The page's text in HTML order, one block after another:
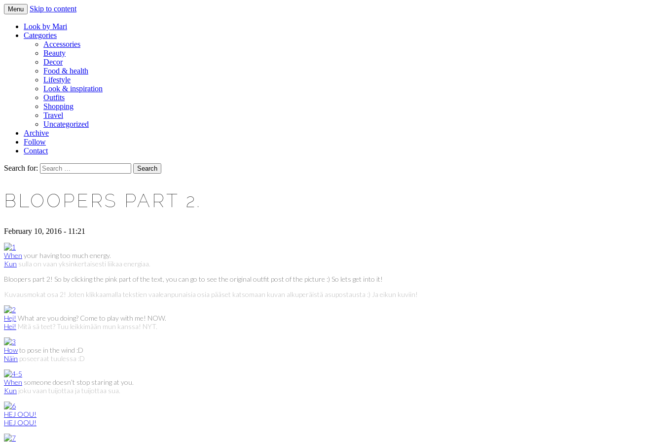
LOOK BY MARI
Makeup & beauty blog
Menu Skip to content
Look by Mari
Categories
Accessories
Beauty
Decor
Food & health
Lifestyle
Look & inspiration
Outfits
Shopping
Travel
Uncategorized
Archive
Follow
Contact
Search for:
BLOOPERS PART 2.
February 10, 2016 - 11:21
When your having too much energy.
Kun sulla on vaan yksinkertaisesti liikaa energiaa.
Bloopers part 2! So by clicking the pink part of the text, you can go to see the original outfit post of the picture :) So lets get into it!
Kuvausmokat osa 2! Joten klikkaamalla tekstien vaaleanpunaisia osia pääset katsomaan kuvan alkuperäistä asupostausta :) Ja eikun kuviin!
Hej! What are you doing? Come to play with me! NOW.
Hei! Mitä sä teet? Tuu leikkimään mun kanssa! NYT.
Howto pose in the wind :D
Näin poseeraat tuulessa :D
When someone doesn’t stop staring at you.
Kun joku vaan tuijottaa ja tuijottaa sua.
HEJ OOU!
HEJ OOU!